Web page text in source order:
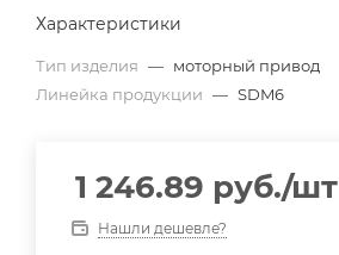
Характеристики
Тип изделия — моторный привод
Линейка продукции — SDM6
1 246.89 руб./шт
Нашли дешевле?